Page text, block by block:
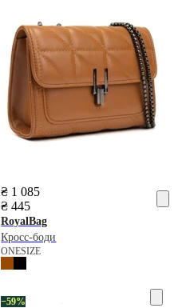
₴ 1 085
₴ 445
RoyalBag
Кросс-боди
ONESIZE
−59%